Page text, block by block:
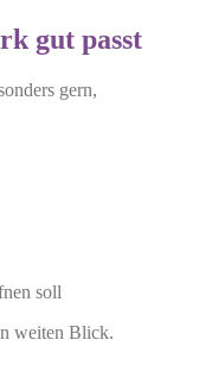
gut passt
gern,
soll
weiten Blick.